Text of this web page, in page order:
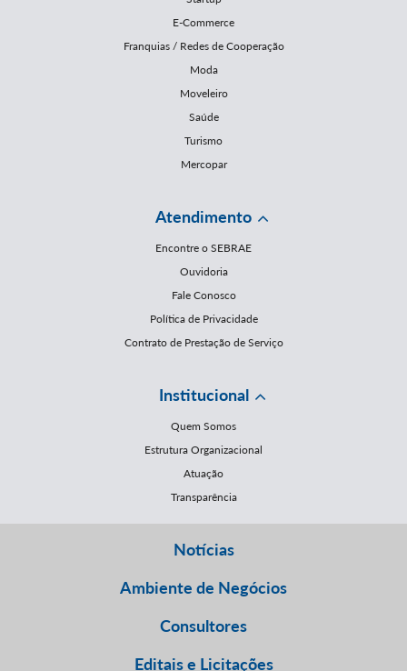
E-Commerce
Franquias / Redes de Cooperação
Moda
Moveleiro
Saúde
Turismo
Mercopar
Atendimento
Encontre o SEBRAE
Ouvidoria
Fale Conosco
Política de Privacidade
Contrato de Prestação de Serviço
Institucional
Quem Somos
Estrutura Organizacional
Atuação
Transparência
Notícias
Ambiente de Negócios
Consultores
Editais e Licitações